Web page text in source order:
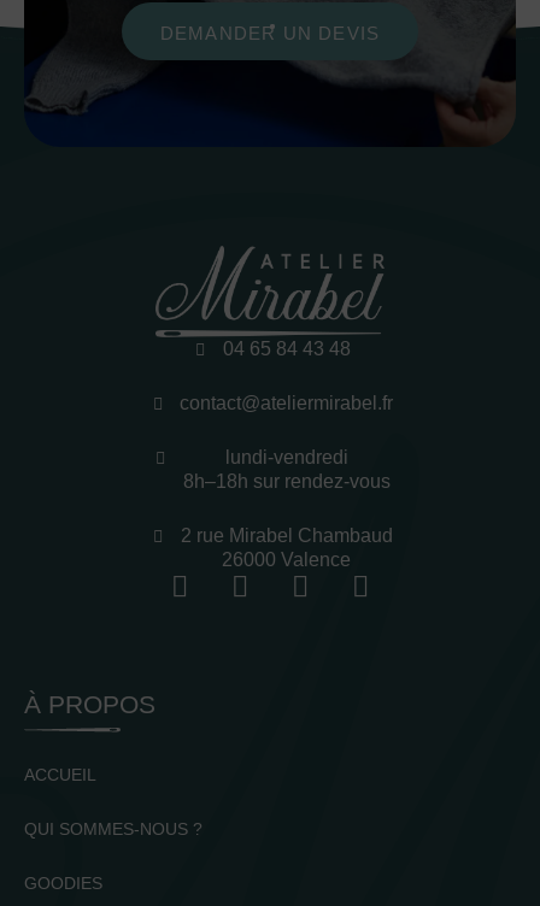
DEMANDER UN DEVIS
04 65 84 43 48
contact@ateliermirabel.fr
lundi-vendredi
8h–18h sur rendez-vous
2 rue Mirabel Chambaud
26000 Valence
À PROPOS
ACCUEIL
QUI SOMMES-NOUS ?
GOODIES